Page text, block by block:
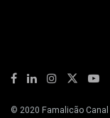
© 2020 Famalicão Canal